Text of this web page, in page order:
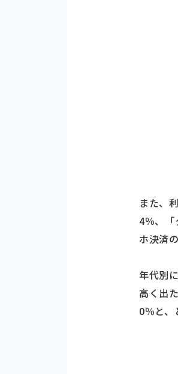
また、
4％、
ホ決済
年代別
高く出
0％と、